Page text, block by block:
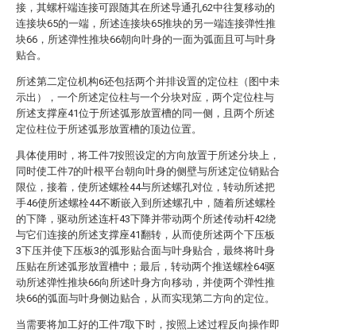
接，其螺杆端连接可跟随其在所述导通孔62中往复移动的
连接块65的一端，所述连接块65推块的另一端连接弹性推
块66，所述弹性推块66朝向叶身的一面为弧面且可与叶身
贴合。
所述第二定位机构6还包括两个并排设置的定位柱（图中未
示出），一个所述定位柱与一个分块对应，两个定位柱与
所述支撑座41位于所述弧形放置槽的同一侧，且两个所述
定位柱位于所述弧形放置槽的顶边位置。
具体使用时，将工件7按照设定的方向放置于所述分块上，
同时使工件7的叶根平台朝向叶身的侧壁与所述定位销贴合
限位，接着，使所述螺栓44与所述螺孔对位，转动所述把
手46使所述螺栓44不断嵌入到所述螺孔中，随着所述螺栓
的下降，驱动所述连杆43下降并带动两个所述传动杆42绕
与它们连接的所述支撑座41翻转，从而使所述两个下压板
3下压并使下压板3的弧形贴合面与叶身贴合，最终将叶身
压贴在所述弧形放置槽中；最后，转动两个推送螺栓64驱
动所述弹性推块66向所述叶身方向移动，并使两个弹性推
块66的弧面与叶身侧边贴合，从而实现第二方向的定位。
当需要将加工好的工件7取下时，按照上述过程反向操作即